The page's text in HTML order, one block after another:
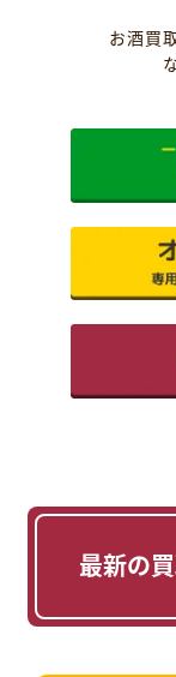
お酒買
最新の